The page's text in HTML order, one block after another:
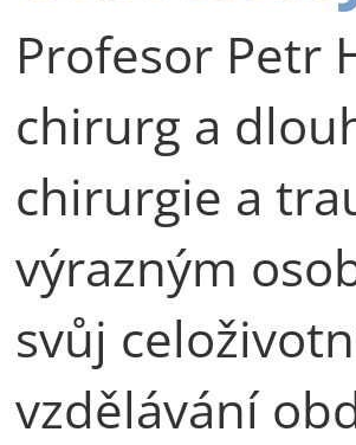
Profesor Petr
chirurg a
chirurgie a
výrazným
svůj
vzdělávání